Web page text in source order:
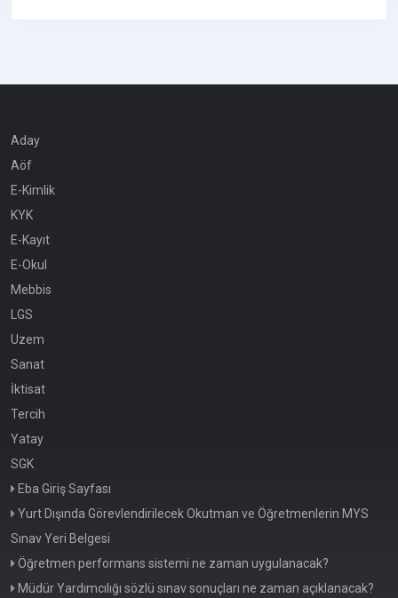
Aday
Aöf
E-Kimlik
KYK
E-Kayıt
E-Okul
Mebbis
LGS
Uzem
Sanat
İktisat
Tercih
Yatay
SGK
Eba Giriş Sayfası
Yurt Dışında Görevlendirilecek Okutman ve Öğretmenlerin MYS
Sınav Yeri Belgesi
Öğretmen performans sistemi ne zaman uygulanacak?
Müdür Yardımcılığı sözlü sınav sonuçları ne zaman açıklanacak?